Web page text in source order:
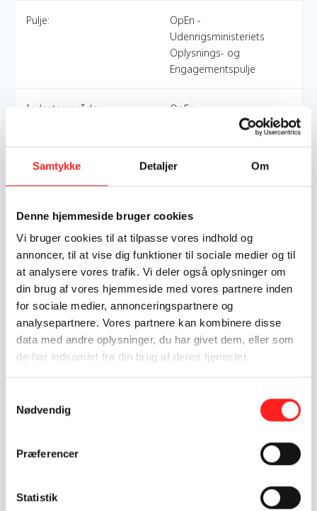
Samtykke Detaljer Om
Denne hjemmeside bruger cookies
Vi bruger cookies til at tilpasse vores indhold og
annoncer, til at vise dig funktioner til sociale medier og til
at analysere vores trafik. Vi deler også oplysninger om
din brug af vores hjemmeside med vores partnere inden
for sociale medier, annonceringspartnere og
analysepartnere. Vores partnere kan kombinere disse
data med andre oplysninger, du har givet dem, eller som
de har indsamlet fra din brug af deres tjenester.
Nødvendig
Præferencer
Statistik
Pulje:
OpEn -
Udenrigsministeriets
Oplysnings- og
Engagementspulje
Indsatsområde: OpEn
World goals:
Mål 1: Afskaf fattigdom
Mål 4:
og økonomisk vækst
Indsatser foregår i:
Denmark
South Africa
Resume
Landsdækkende kampagne som er baseret på erfaringer fra
pilotprojektet, der kørte i 2023. I den udvidede kampagne vil
vi engagere 100 bygningsarbejdere fra 15 byggepladser i
dybden, samt oplyse yderligere 45.400 bygningsarbejdere
gennem video, podcast, artikler i fagblade og
bygningsarbejder besøger lokale byggepladser og
danske bygningsarbejderes hverdag.